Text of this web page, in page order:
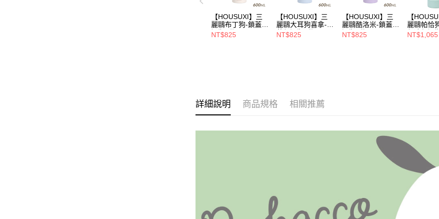
【HOUSUXI】三
麗鷗布丁狗-鎖蓋保
溫瓶(附吸
管)600ml【5周年
NT$825
【HOUSUXI】三
麗鷗大耳狗喜拿-鎖
蓋保溫瓶(附吸
管)600ml【5周年
NT$825
【HOUSUXI】三
麗鷗酷洛米-鎖蓋保
溫瓶(附吸
管)600ml【5周年
NT$825
【
麗鷗帕恰
保冷保溫
管
NT$1,065
詳細說明 商品規格 相關推薦